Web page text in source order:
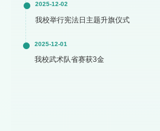
2025-12-02
我校举行宪法日主题升旗仪式
2025-12-01
我校武术队省赛获3金